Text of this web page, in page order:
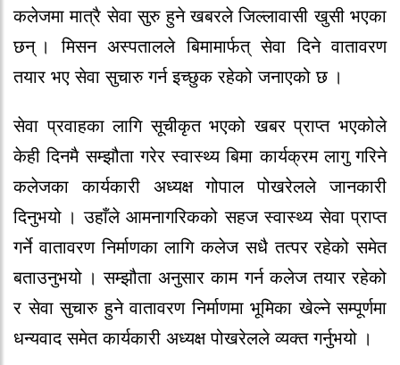
कलेजमा मात्रै सेवा सुरु हुने खबरले जिल्लावासी खुसी भएका
छन् । मिसन अस्पतालले बिमामार्फत् सेवा दिने वातावरण
तयार भए सेवा सुचारु गर्न इच्छुक रहेको जनाएको छ ।
सेवा प्रवाहका लागि सूचीकृत भएको खबर प्राप्त भएकोले
केही दिनमै सम्झौता गरेर स्वास्थ्य बिमा कार्यक्रम लागु गरिने
कलेजका कार्यकारी अध्यक्ष गोपाल पोखरेलले जानकारी
दिनुभयो । उहाँले आमनागरिकको सहज स्वास्थ्य सेवा प्राप्त
गर्ने वातावरण निर्माणका लागि कलेज सधै तत्पर रहेको समेत
बताउनुभयो । सम्झौता अनुसार काम गर्न कलेज तयार रहेको
र सेवा सुचारु हुने वातावरण निर्माणमा भूमिका खेल्ने सम्पूर्णमा
धन्यवाद समेत कार्यकारी अध्यक्ष पोखरेलले व्यक्त गर्नुभयो ।